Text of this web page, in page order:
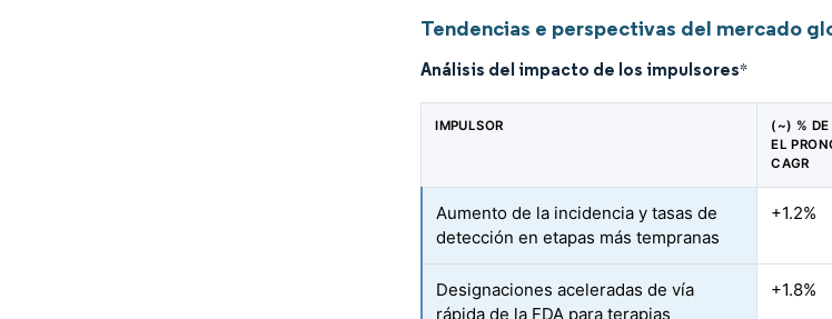
Tendencias e perspectivas del mercado
Análisis del impacto de los impulsores*
IMPULSOR
(~) % DE
EL
CAGR
Aumento de la incidencia y tasas de
detección en etapas más tempranas
+1.2%
Designaciones aceleradas de vía
rápida de la FDA para terapias
+1.8%